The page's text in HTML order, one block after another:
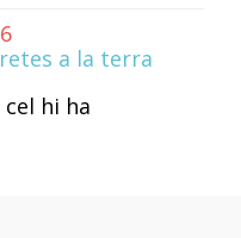
a la terra
hi ha